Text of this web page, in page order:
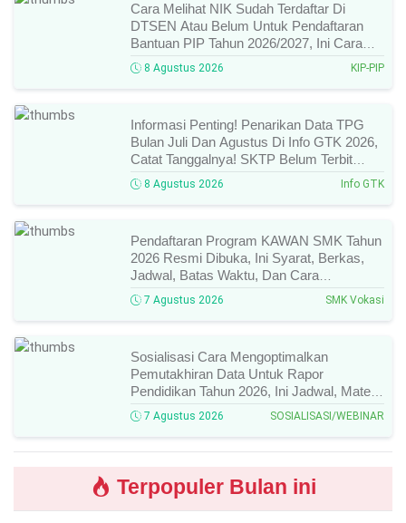
Cara Melihat NIK Sudah Terdaftar Di
DTSEN Atau Belum Untuk Pendaftaran
Bantuan PIP Tahun 2026/2027, Ini Cara
Cek Dan Syarat Perubahan Desil!
8 Agustus 2026 KIP-PIP
Informasi Penting! Penarikan Data TPG
Bulan Juli Dan Agustus Di Info GTK 2026,
Catat Tanggalnya! SKTP Belum Terbit
Januari–Juni, Ini Prosesnya!
8 Agustus 2026 Info GTK
Pendaftaran Program KAWAN SMK Tahun
2026 Resmi Dibuka, Ini Syarat, Berkas,
Jadwal, Batas Waktu, Dan Cara
Pendaftarannya!
7 Agustus 2026 SMK Vokasi
Sosialisasi Cara Mengoptimalkan
Pemutakhiran Data Untuk Rapor
Pendidikan Tahun 2026, Ini Jadwal, Materi,
Narasumber, Dan Link Mengikutinya!
7 Agustus 2026 SOSIALISASI/WEBINAR
Terpopuler Bulan ini